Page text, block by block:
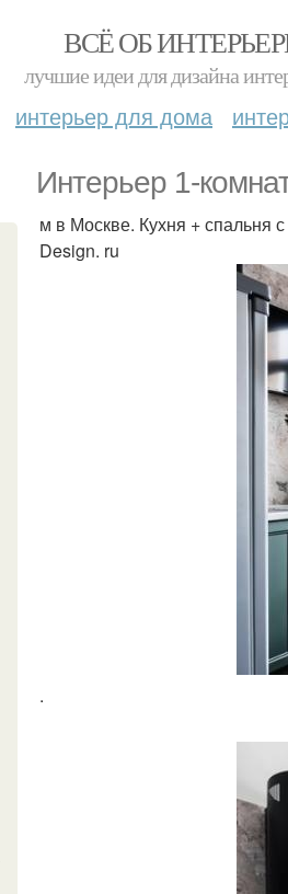
ВСЁ ОБ
лучшие идеи для дизайна
интерьер для дома
Интерьер 1-
м в Москве. Кухня + спальня
Design. ru
.